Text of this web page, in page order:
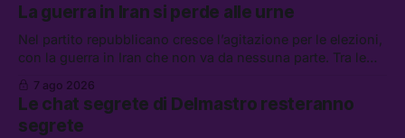
La guerra in Iran si perde alle urne
Nel partito repubblicano cresce l’agitazione per le elezioni,
con la guerra in Iran che non va da nessuna parte. Tra le
lavoro, Schlein prova a mettere in sicurezza la coalizione, e
che cos’è lo “Spiralismo,” la religione degli agenti IA
7 ago 2026
Le chat segrete di Delmastro resteranno
segrete